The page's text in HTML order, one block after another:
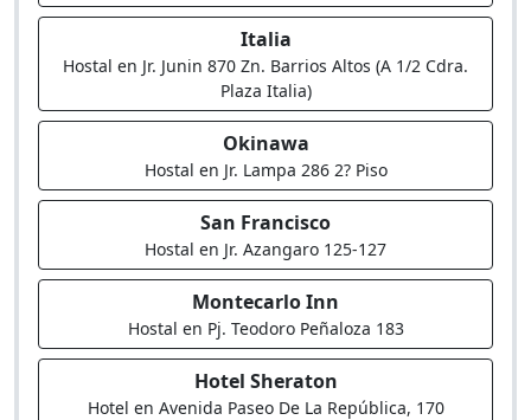
Italia
Hostal en Jr. Junin 870 Zn. Barrios Altos (A 1/2 Cdra.
Plaza Italia)
Okinawa
Hostal en Jr. Lampa 286 2? Piso
San Francisco
Hostal en Jr. Azangaro 125-127
Montecarlo Inn
Hostal en Pj. Teodoro Peñaloza 183
Hotel Sheraton
Hotel en Avenida Paseo De La República, 170